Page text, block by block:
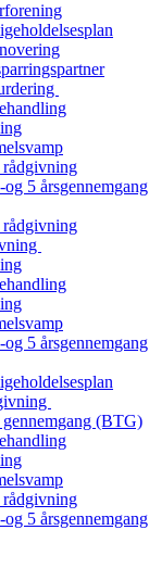
5 årsgennemgang
5 årsgennemgang
(BTG)
5 årsgennemgang